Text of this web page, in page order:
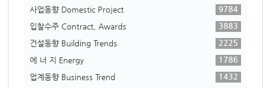
사업동향 Domestic Project
9784
입찰수주 Contract, Awards
3883
건설동향 Building Trends
2225
에 너 지 Energy
1786
업계동향 Business Trend
1432